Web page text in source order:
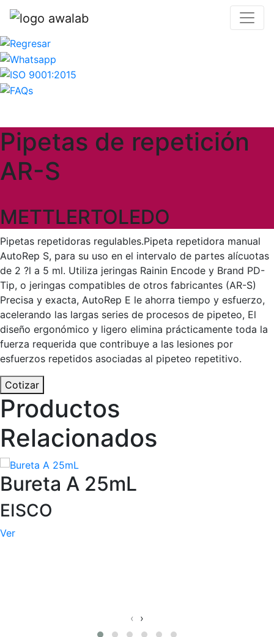
Pipetas de repetición
AR-S
METTLERTOLEDO
Pipetas repetidoras regulables.Pipeta repetidora manual
AutoRep S, para su uso en el intervalo de partes alícuotas
de 2 ?l a 5 ml. Utiliza jeringas Rainin Encode y Brand PD-
Tip, o jeringas compatibles de otros fabricantes (AR-S)
Precisa y exacta, AutoRep E le ahorra tiempo y esfuerzo,
acelerando las largas series de procesos de pipeteo, El
diseño ergonómico y ligero elimina prácticamente toda la
fuerza requerida que contribuye a las lesiones por
esfuerzos repetidos asociadas al pipeteo repetitivo.
Cotizar
Productos
Relacionados
Bureta A 25mL
EISCO
Ver
‹ ›